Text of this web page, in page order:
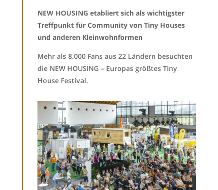
NEW HOUSING etabliert sich als wichtigster
Treffpunkt für Community von Tiny Houses
und anderen Kleinwohnformen
Mehr als 8.000 Fans aus 22 Ländern besuchten
die NEW HOUSING – Europas größtes Tiny
House Festival.